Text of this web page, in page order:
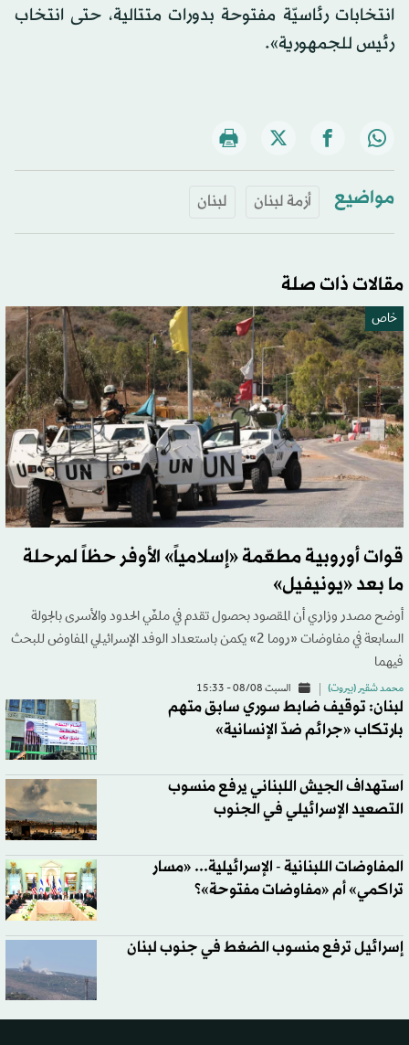
انتخابات رئاسيّة مفتوحة بدورات متتالية، حتى انتخاب
رئيس للجمهورية».
مواضيع أزمة لبنان لبنان
مقالات ذات صلة
خاص
قوات أوروبية مطعّمة «إسلامياً» الأوفر حظاً لمرحلة
ما بعد «يونيفيل»
أوضح مصدر وزاري أن المقصود بحصول تقدم في ملفّي الحدود والأسرى بالجولة
السابعة في مفاوضات «روما 2» يكمن باستعداد الوفد الإسرائيلي المفاوض للبحث
فيهما
محمد شقير (بيروت) السبت 08/08 - 15:33
لبنان: توقيف ضابط سوري سابق متهم
بارتكاب «جرائم ضدّ الإنسانية»
استهداف الجيش اللبناني يرفع منسوب
التصعيد الإسرائيلي في الجنوب
المفاوضات اللبنانية - الإسرائيلية... «مسار
تراكمي» أم «مفاوضات مفتوحة»؟
إسرائيل ترفع منسوب الضغط في جنوب لبنان